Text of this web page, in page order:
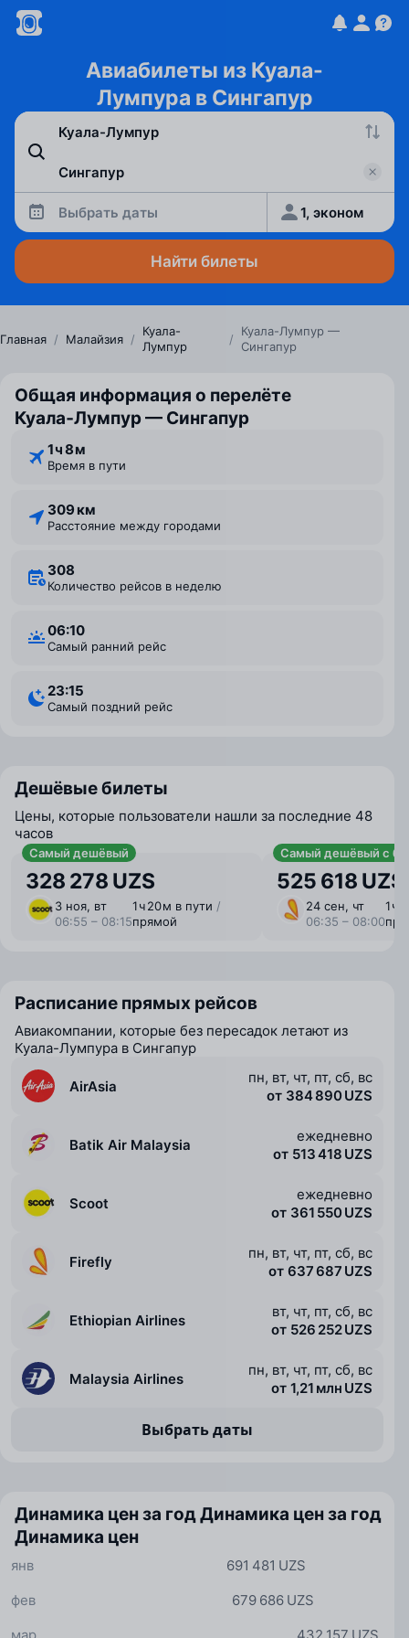
Авиабилеты из Куала-
Лумпура в Сингапур
Выбрать даты 1, эконом
Найти билеты
Главная / Малайзия /
Куала-
Лумпур
/
Куала-Лумпур —
Сингапур
Общая информация о перелёте
Куала‑Лумпур — Сингапур
1 ⁠ч 8 ⁠м
Время в пути
309 км
Расстояние между городами
308
Количество рейсов в неделю
06:10
Самый ранний рейс
23:15
Самый поздний рейс
Дешёвые билеты
Цены, которые пользователи нашли за последние 48
часов
Самый дешёвый
328 278 UZS
3 ноя, вт
06:55 – 08:15
1 ⁠ч 20 ⁠м в пути /
прямой
Самый дешёвый с
525 618 UZS
24 сен, чт
06:35 – 08:00
1 ⁠ч
Расписание прямых рейсов
Авиакомпании, которые без пересадок летают из
Куала-Лумпура в Сингапур
AirAsia
пн, вт, чт, пт, сб, вс
от 384 890 UZS
Batik Air Malaysia
ежедневно
от 513 418 UZS
Scoot
ежедневно
от 361 550 UZS
Firefly
пн, вт, чт, пт, сб, вс
от 637 687 UZS
Ethiopian Airlines
вт, чт, пт, сб, вс
от 526 252 UZS
Malaysia Airlines
пн, вт, чт, пт, сб, вс
от 1,21 млн UZS
Выбрать даты
Динамика цен за годДинамика цен за год
Динамика цен
691 481 UZS
янв
679 686 UZS
фев
432 157 UZS
мар